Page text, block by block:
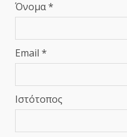
Όνομα*
Email *
Ιστότοπος